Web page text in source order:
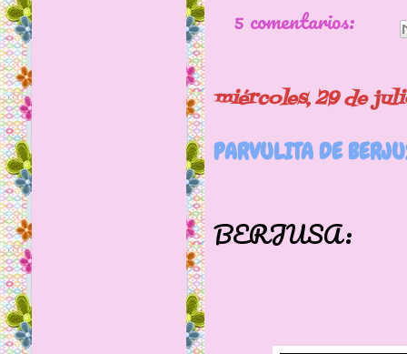
5 comentarios:
miércoles, 29 de
PARVULITA DE
BERJUSA: